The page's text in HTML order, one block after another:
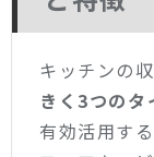
キッチンの
きく3つのタ
有効活用す